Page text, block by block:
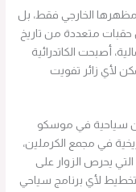
الخارجي فقط، بل
حقبات متعددة من تاريخ
أصبحت الكاتدرائية
لأي زائر تفويت
سياحية في موسكو
في مجمع الكرملين،
يحرص الزوار على
لأي برنامج سياحي